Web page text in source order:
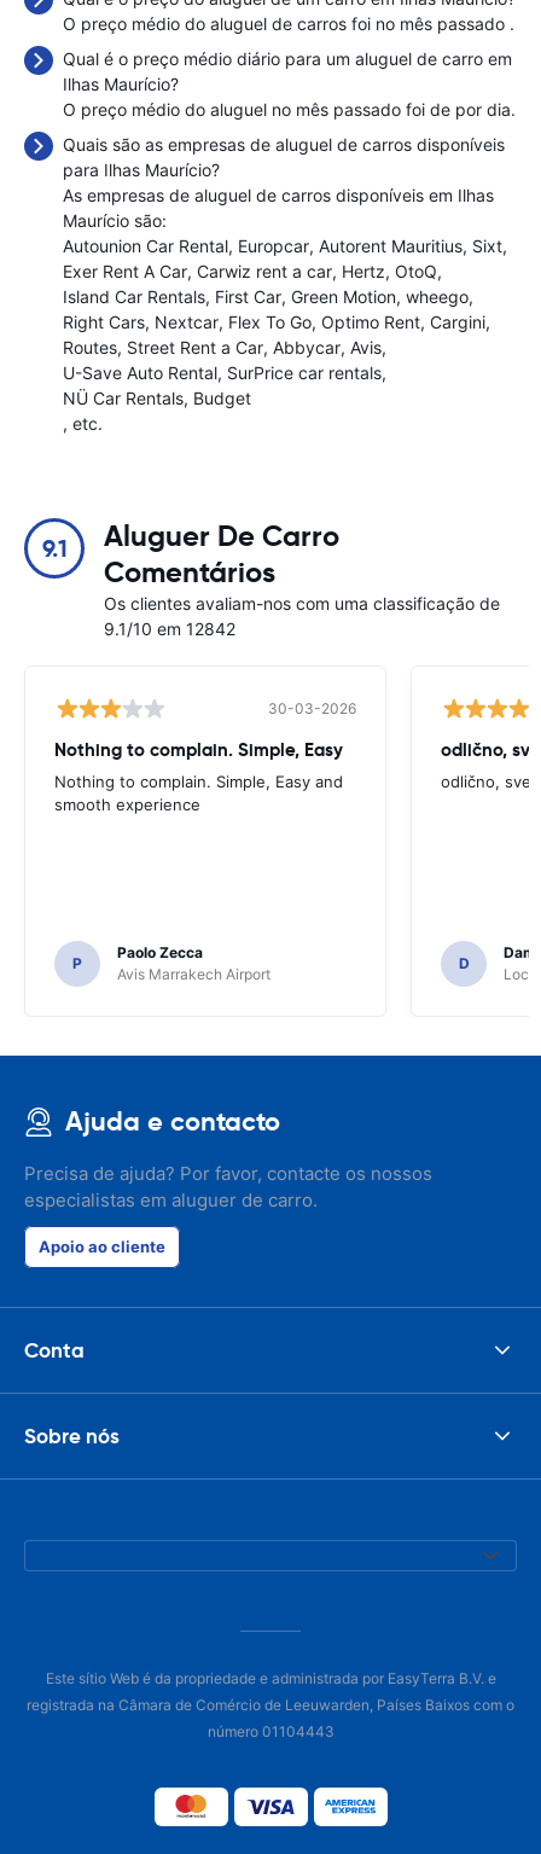
O preço médio do aluguel de carros foi no mês passado .
Qual é o preço médio diário para um aluguel de carro em
Ilhas Maurício?
O preço médio do aluguel no mês passado foi de por dia.
Quais são as empresas de aluguel de carros disponíveis
para Ilhas Maurício?
As empresas de aluguel de carros disponíveis em Ilhas
Maurício são:
Autounion Car Rental Europcar Autorent Mauritius Sixt
Exer Rent A Car Carwiz rent a car Hertz OtoQ
Island Car Rentals First Car Green Motion wheego
Right Cars Nextcar Flex To Go Optimo Rent Cargini
Routes Street Rent a Car Abbycar Avis
U-Save Auto Rental SurPrice car rentals
NÜ Car Rentals Budget
, etc.
9.1
Aluguer De Carro
Comentários
Os clientes avaliam-nos com uma classificação de
9.1/10 em 12842
30-03-2026
Nothing to complain. Simple, Easy
Nothing to complain. Simple, Easy and
smooth experience
P
Paolo Zecca
Avis Marrakech Airport
odlično,
odlično, sve
D
Ajuda e contacto
Precisa de ajuda? Por favor, contacte os nossos
especialistas em aluguer de carro.
Apoio ao cliente
Conta
Sobre nós
Este sítio Web é da propriedade e administrada por EasyTerra B.V. e
registrada na Câmara de Comércio de Leeuwarden, Países Baixos com o
número 01104443